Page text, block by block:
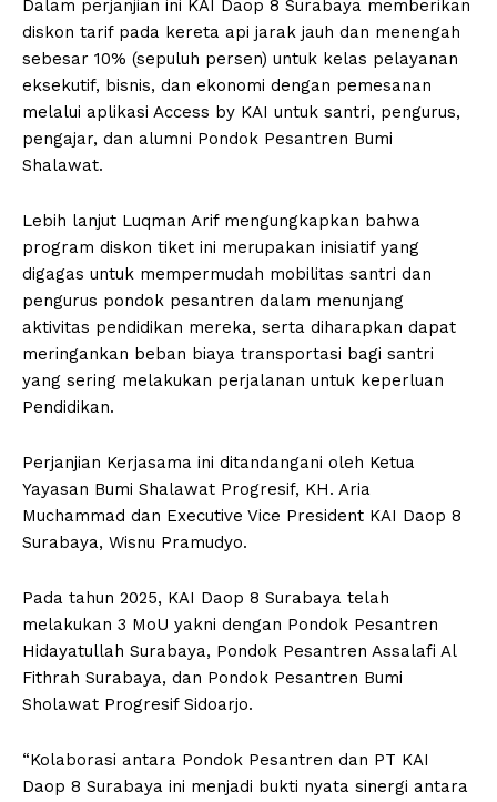
Dalam perjanjian ini KAI Daop 8 Surabaya memberikan
diskon tarif pada kereta api jarak jauh dan menengah
sebesar 10% (sepuluh persen) untuk kelas pelayanan
eksekutif, bisnis, dan ekonomi dengan pemesanan
melalui aplikasi Access by KAI untuk santri, pengurus,
pengajar, dan alumni Pondok Pesantren Bumi
Shalawat.
Lebih lanjut Luqman Arif mengungkapkan bahwa
program diskon tiket ini merupakan inisiatif yang
digagas untuk mempermudah mobilitas santri dan
pengurus pondok pesantren dalam menunjang
aktivitas pendidikan mereka, serta diharapkan dapat
meringankan beban biaya transportasi bagi santri
yang sering melakukan perjalanan untuk keperluan
Pendidikan.
Perjanjian Kerjasama ini ditandangani oleh Ketua
Yayasan Bumi Shalawat Progresif, KH. Aria
Muchammad dan Executive Vice President KAI Daop 8
Surabaya, Wisnu Pramudyo.
Pada tahun 2025, KAI Daop 8 Surabaya telah
melakukan 3 MoU yakni dengan Pondok Pesantren
Hidayatullah Surabaya, Pondok Pesantren Assalafi Al
Fithrah Surabaya, dan Pondok Pesantren Bumi
Sholawat Progresif Sidoarjo.
“Kolaborasi antara Pondok Pesantren dan PT KAI
Daop 8 Surabaya ini menjadi bukti nyata sinergi antara